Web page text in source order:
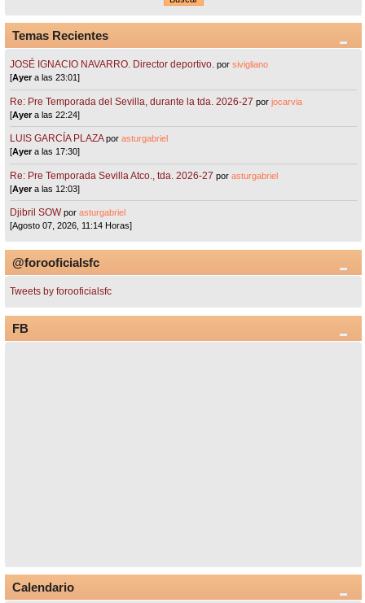
Temas Recientes
JOSÉ IGNACIO NAVARRO. Director deportivo. porsivigliano
[Ayera las 23:01]
Re: Pre Temporada del Sevilla, durante la tda. 2026-27 porjocarvia
[Ayera las 22:24]
LUIS GARCÍA PLAZA porasturgabriel
[Ayera las 17:30]
Re: Pre Temporada Sevilla Atco., tda. 2026-27 porasturgabriel
[Ayera las 12:03]
Djibril SOW porasturgabriel
[Agosto 07, 2026, 11:14 Horas]
@forooficialsfc
Tweets by forooficialsfc
FB
Calendario